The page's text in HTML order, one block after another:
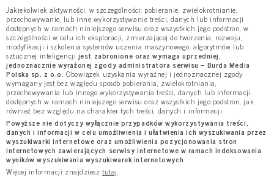
Jakiekolwiek aktywności, w szczególności: pobieranie, zwielokrotnianie,
przechowywanie, lub inne wykorzystywanie treści, danych lub informacji
dostępnych w ramach niniejszego serwisu oraz wszystkich jego podstron, w
szczególności w celu ich eksploracji, zmierzającej do tworzenia, rozwoju,
modyfikacji i szkolenia systemów uczenia maszynowego, algorytmów lub
sztucznej inteligencji jest zabronione oraz wymaga uprzedniej,
jednoznacznie wyrażonej zgody administratora serwisu – Burda Media
Polska sp. z o.o. Obowiązek uzyskania wyraźnej i jednoznacznej zgody
wymagany jest bez względu sposób pobierania, zwielokrotniania,
przechowywania lub innego wykorzystywania treści, danych lub informacji
dostępnych w ramach niniejszego serwisu oraz wszystkich jego podstron, jak
również bez względu na charakter tych treści, danych i informacji.
Powyższe nie dotyczy wyłącznie przypadków wykorzystywania treści,
danych i informacji w celu umożliwienia i ułatwienia ich wyszukiwania przez
wyszukiwarki internetowe oraz umożliwienia pozycjonowania stron
internetowych zawierających serwisy internetowe w ramach indeksowania
wyników wyszukiwania wyszukiwarek internetowych
Więcej informacji znajdziesztutaj.